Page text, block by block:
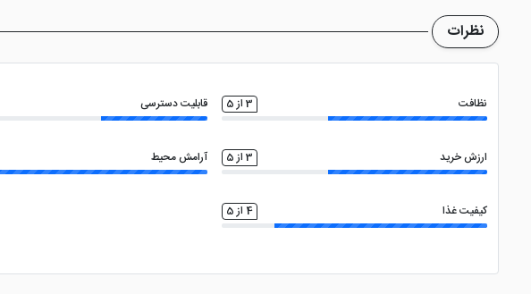
نظرات
نظافت 3 از 5 قابلیت دسترسی
ارزش خرید 3 از 5 آرامش محیط
کیفیت غذا 4 از 5